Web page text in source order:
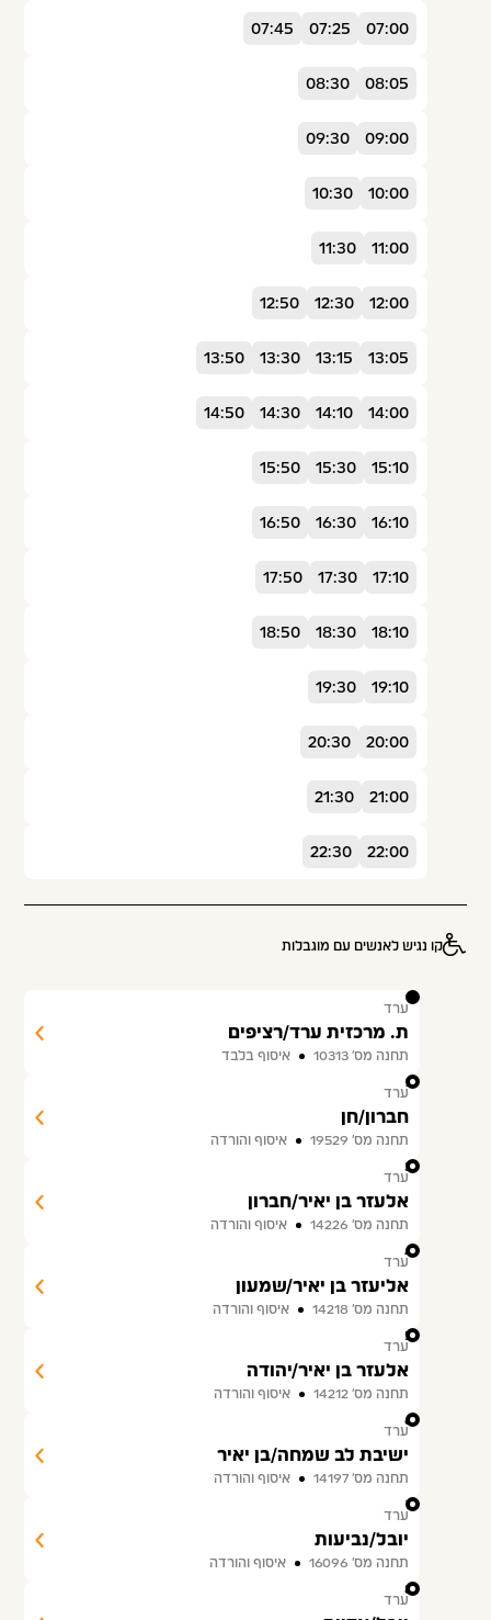
07:00
07:25
07:45
08:05
08:30
09:00
09:30
10:00
10:30
11:00
11:30
12:00
12:30
12:50
13:05
13:15
13:30
13:50
14:00
14:10
14:30
14:50
15:10
15:30
15:50
16:10
16:30
16:50
17:10
17:30
17:50
18:10
18:30
18:50
19:10
19:30
20:00
20:30
21:00
21:30
22:00
22:30
קו נגיש לאנשים עם מוגבלות
1
ערד
ת. מרכזית ערד/רציפים
תחנה מס׳ 10313 איסוף בלבד
2
ערד
חברון/חן
תחנה מס׳ 19529 איסוף והורדה
3
ערד
אלעזר בן יאיר/חברון
תחנה מס׳ 14226 איסוף והורדה
4
ערד
אליעזר בן יאיר/שמעון
תחנה מס׳ 14218 איסוף והורדה
5
ערד
אלעזר בן יאיר/יהודה
תחנה מס׳ 14212 איסוף והורדה
6
ערד
ישיבת לב שמחה/בן יאיר
תחנה מס׳ 14197 איסוף והורדה
7
ערד
יובל/נביעות
תחנה מס׳ 16096 איסוף והורדה
8
ערד